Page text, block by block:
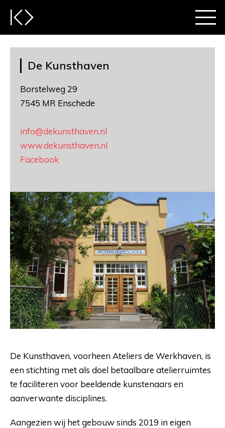
De Kunsthaven
Borstelweg 29
7545 MR Enschede
info@dekunsthaven.nl
www.dekunsthaven.nl
Facebook
De Kunsthaven, voorheen Ateliers de Werkhaven, is
een stichting met als doel betaalbare atelierruimtes
te faciliteren voor beeldende kunstenaars en
aanverwante disciplines.
Aangezien wij het gebouw sinds 2019 in eigen